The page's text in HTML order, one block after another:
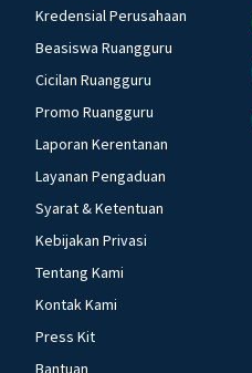
Kredensial Perusahaan
Beasiswa Ruangguru
Cicilan Ruangguru
Promo Ruangguru
Laporan Kerentanan
Layanan Pengaduan
Syarat & Ketentuan
Kebijakan Privasi
Tentang Kami
Kontak Kami
Press Kit
Bantuan